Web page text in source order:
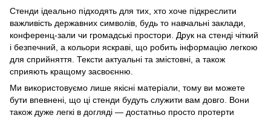
Стенди ідеально підходять для тих, хто хоче підкреслити
важливість державних символів, будь то навчальні заклади,
конференц-зали чи громадські простори. Друк на стенді чіткий
і безпечний, а кольори яскраві, що робить інформацію легкою
для сприйняття. Тексти актуальні та змістовні, а також
сприяють кращому засвоєнню.
Ми використовуємо лише якісні матеріали, тому ви можете
бути впевнені, що ці стенди будуть служити вам довго. Вони
також дуже легкі в догляді — достатньо просто протерти